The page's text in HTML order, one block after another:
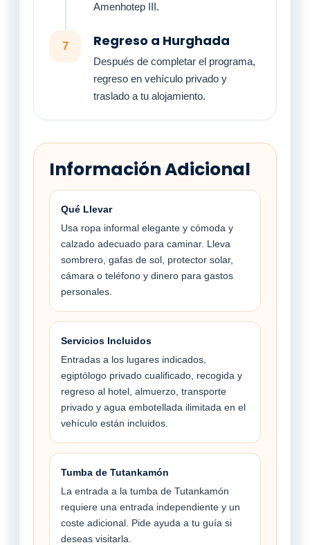
Amenhotep III.
7 Regreso a Hurghada
Después de completar el programa,
regreso en vehículo privado y
traslado a tu alojamiento.
Información Adicional
Qué Llevar
Usa ropa informal elegante y cómoda y
calzado adecuado para caminar. Lleva
sombrero, gafas de sol, protector solar,
cámara o teléfono y dinero para gastos
personales.
Servicios Incluidos
Entradas a los lugares indicados,
egiptólogo privado cualificado, recogida y
regreso al hotel, almuerzo, transporte
privado y agua embotellada ilimitada en el
vehículo están incluidos.
Tumba de Tutankamón
La entrada a la tumba de Tutankamón
requiere una entrada independiente y un
coste adicional. Pide ayuda a tu guía si
deseas visitarla.